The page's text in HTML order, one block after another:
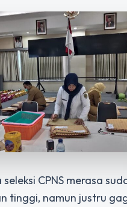
CPNS merasa
tinggi, namun justru